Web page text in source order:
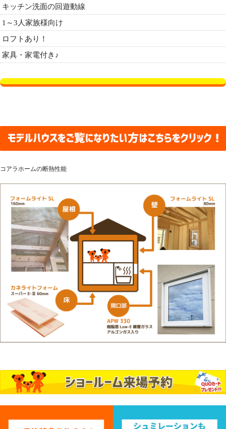
キッチン洗面の回遊動線
1～3人家族様向け
ロフトあり！
家具・家電付き♪
コアラホームの断熱性能